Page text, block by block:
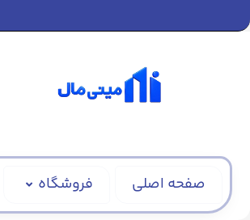
صفحه اصلی فروشگاه